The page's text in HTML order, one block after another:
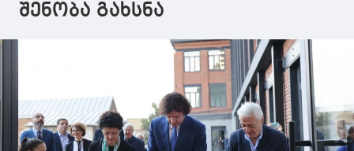
შენობა გახსნა